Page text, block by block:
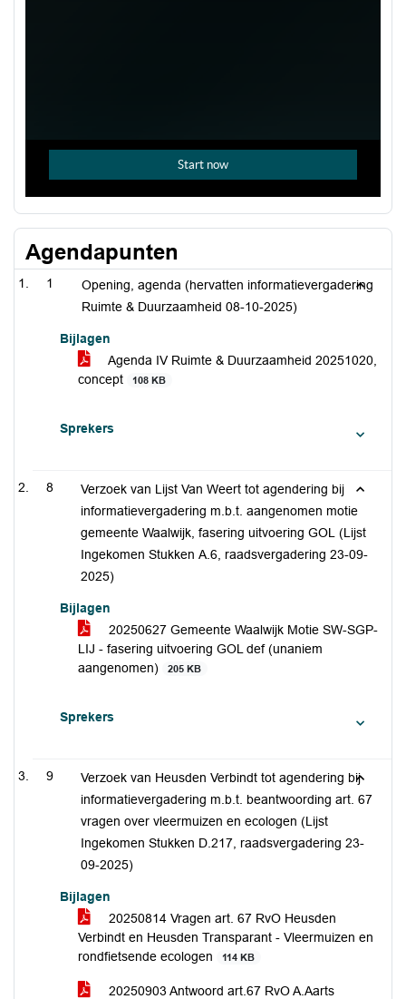
Agendapunten
1
Opening, agenda (hervatten informatievergadering
Ruimte & Duurzaamheid 08-10-2025)
Bijlagen
Agenda IV Ruimte & Duurzaamheid 20251020,
concept
108 KB
Sprekers
8
Verzoek van Lijst Van Weert tot agendering bij
informatievergadering m.b.t. aangenomen motie
gemeente Waalwijk, fasering uitvoering GOL (Lijst
Ingekomen Stukken A.6, raadsvergadering 23-09-
2025)
Bijlagen
20250627 Gemeente Waalwijk Motie SW-SGP-
LIJ - fasering uitvoering GOL def (unaniem
aangenomen)
205 KB
Sprekers
9
Verzoek van Heusden Verbindt tot agendering bij
informatievergadering m.b.t. beantwoording art. 67
vragen over vleermuizen en ecologen (Lijst
Ingekomen Stukken D.217, raadsvergadering 23-
09-2025)
Bijlagen
20250814 Vragen art. 67 RvO Heusden
Verbindt en Heusden Transparant - Vleermuizen en
rondfietsende ecologen
114 KB
20250903 Antwoord art.67 RvO A.Aarts